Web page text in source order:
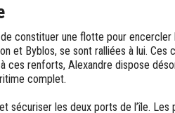
constituer une flotte pour encercler
et Byblos, se sont ralliées à lui. Ces
ces renforts, Alexandre dispose
complet.
sécuriser les deux ports de l’île. Les